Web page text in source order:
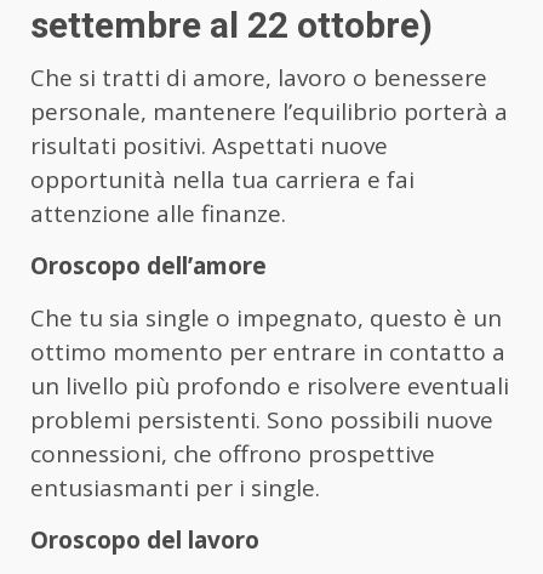
settembre al 22 ottobre)
Che si tratti di amore, lavoro o benessere
personale, mantenere l’equilibrio porterà a
risultati positivi. Aspettati nuove
opportunità nella tua carriera e fai
attenzione alle finanze.
Oroscopo dell’amore
Che tu sia single o impegnato, questo è un
ottimo momento per entrare in contatto a
un livello più profondo e risolvere eventuali
problemi persistenti. Sono possibili nuove
connessioni, che offrono prospettive
entusiasmanti per i single.
Oroscopo del lavoro